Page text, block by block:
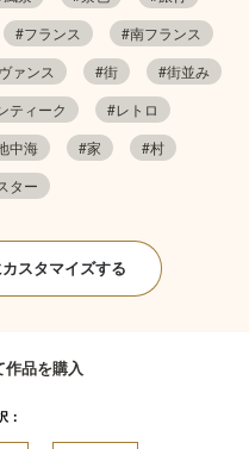
#フランス
#南フランス
ァンス #街
#街並み
ティーク
#レトロ
中海 #家
#村
ター
スタマイズする
品を購入
：